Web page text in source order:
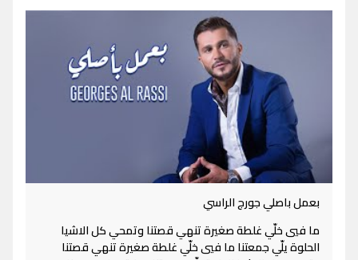
بعمل باصلي جورج الراسي
ما فيي خلّي غلطة صغيرة تنهي قصتنا وتمحي كل الاشيا
الحلوة يلّي جمعتنا ما فيي خلّي غلطة صغيرة تنهي قصتنا